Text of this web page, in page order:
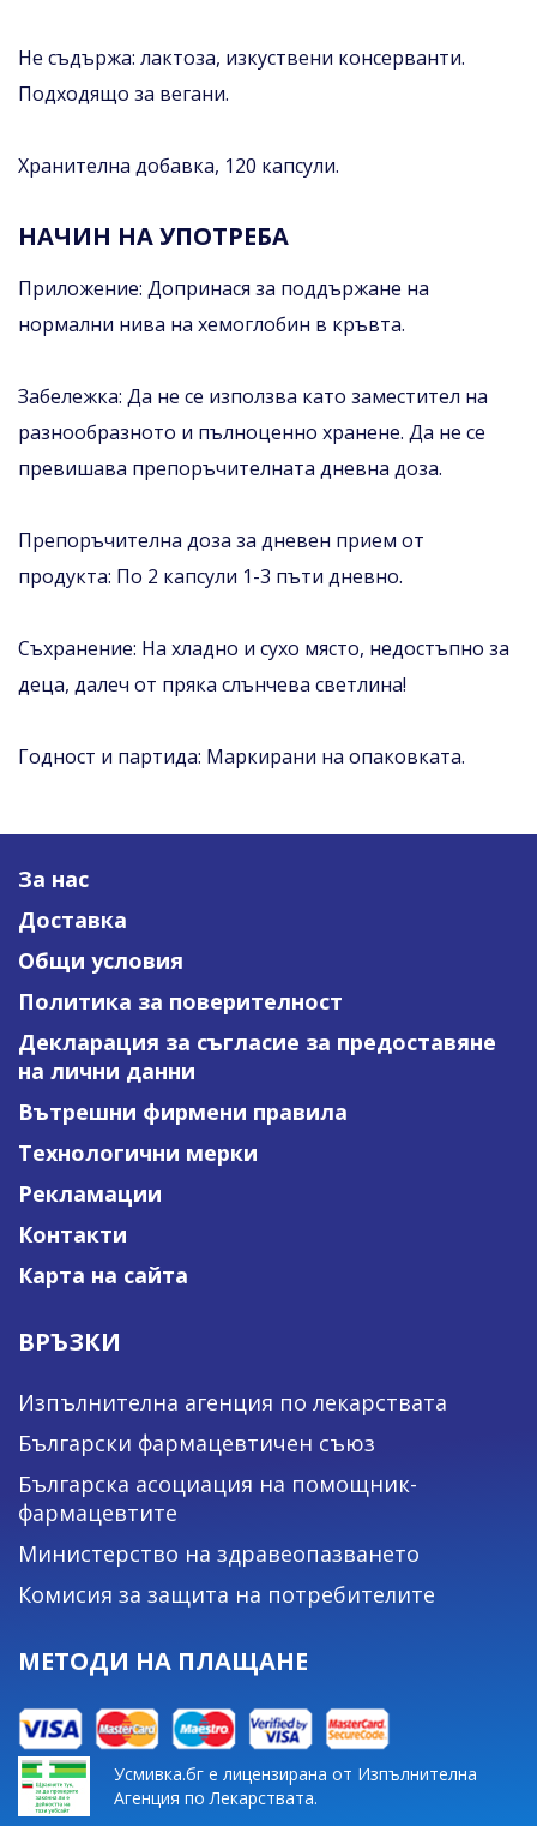
Не съдържа: лактоза, изкуствени консерванти.
Подходящо за вегани.
Хранителна добавка, 120 капсули.
НАЧИН НА УПОТРЕБА
Приложение: Допринася за поддържане на
нормални нива на хемоглобин в кръвта.
Забележка: Да не се използва като заместител на
разнообразното и пълноценно хранене. Да не се
превишава препоръчителната дневна доза.
Препоръчителна доза за дневен прием от
продукта: По 2 капсули 1-3 пъти дневно.
Съхранение: На хладно и сухо място, недостъпно за
деца, далеч от пряка слънчева светлина!
Годност и партида: Маркирани на опаковката.
За нас
Доставка
Общи условия
Политика за поверителност
Декларация за съгласие за предоставяне
на лични данни
Вътрешни фирмени правила
Технологични мерки
Рекламации
Контакти
Карта на сайта
ВРЪЗКИ
Изпълнителна агенция по лекарствата
Български фармацевтичен съюз
Българска асоциация на помощник-
фармацевтите
Министерство на здравеопазването
Комисия за защита на потребителите
МЕТОДИ НА ПЛАЩАНЕ
Усмивка.бг е лицензирана от Изпълнителна
Агенция по Лекарствата.